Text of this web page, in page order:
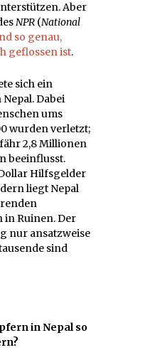
Aber
NPR (National
so genau,
geflossen ist.
sich ein
Dabei
ums
wurden verletzt;
2,8 Millionen
beeinflusst.
Hilfsgelder
liegt Nepal
in Ruinen. Der
nur ansatzweise
sind
in Nepal so